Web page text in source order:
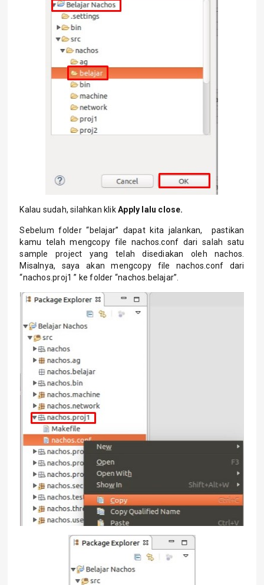
Kalau sudah, silahkan klikApply lalu close.
Sebelum folder “belajar” dapat kita jalankan, pastikan
kamu telah mengcopy file nachos.conf dari salah satu
sample project yang telah disediakan oleh nachos.
Misalnya, saya akan mengcopy file nachos.conf dari
“nachos.proj1 ” ke folder “nachos.belajar”.